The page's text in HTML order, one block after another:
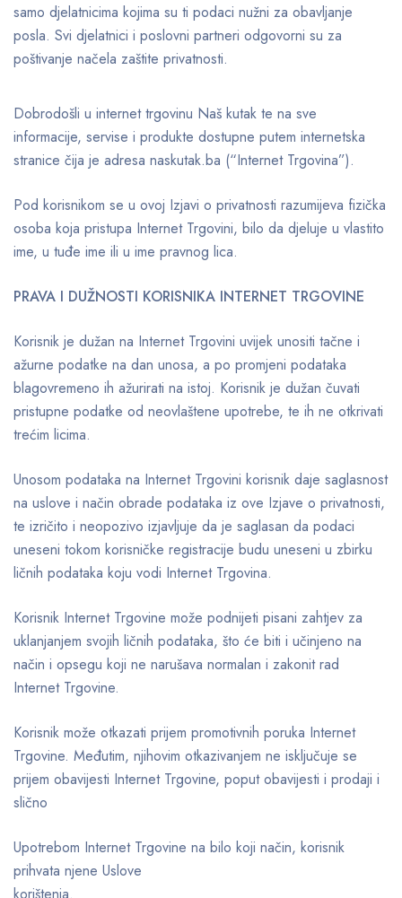
samo djelatnicima kojima su ti podaci nužni za obavljanje
posla. Svi djelatnici i poslovni partneri odgovorni su za
poštivanje načela zaštite privatnosti.
Dobrodošli u internet trgovinu Naš kutak te na sve
informacije, servise i produkte dostupne putem internetska
stranice čija je adresa naskutak.ba (“Internet Trgovina”).
Pod korisnikom se u ovoj Izjavi o privatnosti razumijeva fizička
osoba koja pristupa Internet Trgovini, bilo da djeluje u vlastito
ime, u tuđe ime ili u ime pravnog lica.
PRAVA I DUŽNOSTI KORISNIKA INTERNET TRGOVINE
Korisnik je dužan na Internet Trgovini uvijek unositi tačne i
ažurne podatke na dan unosa, a po promjeni podataka
blagovremeno ih ažurirati na istoj. Korisnik je dužan čuvati
pristupne podatke od neovlaštene upotrebe, te ih ne otkrivati
trećim licima.
Unosom podataka na Internet Trgovini korisnik daje saglasnost
na uslove i način obrade podataka iz ove Izjave o privatnosti,
te izričito i neopozivo izjavljuje da je saglasan da podaci
uneseni tokom korisničke registracije budu uneseni u zbirku
ličnih podataka koju vodi Internet Trgovina.
Korisnik Internet Trgovine može podnijeti pisani zahtjev za
uklanjanjem svojih ličnih podataka, što će biti i učinjeno na
način i opsegu koji ne narušava normalan i zakonit rad
Internet Trgovine.
Korisnik može otkazati prijem promotivnih poruka Internet
Trgovine. Međutim, njihovim otkazivanjem ne isključuje se
prijem obavijesti Internet Trgovine, poput obavijesti i prodaji i
slično
Upotrebom Internet Trgovine na bilo koji način, korisnik
prihvata njene Uslove